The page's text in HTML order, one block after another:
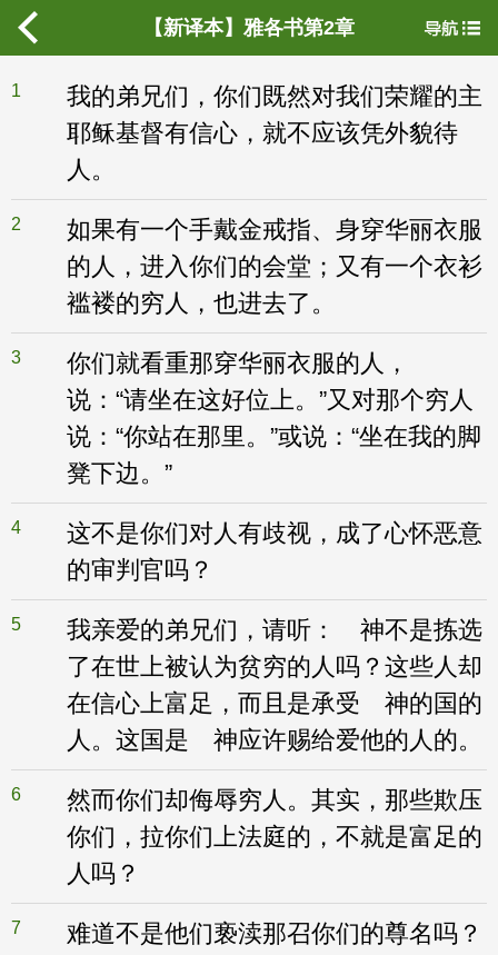
【新译本】雅各书第2章
1
我的弟兄们，你们既然对我们荣耀的主
耶稣基督有信心，就不应该凭外貌待
人。
2
如果有一个手戴金戒指、身穿华丽衣服
的人，进入你们的会堂；又有一个衣衫
褴褛的穷人，也进去了。
3
你们就看重那穿华丽衣服的人，
说：“请坐在这好位上。”又对那个穷人
说：“你站在那里。”或说：“坐在我的脚
凳下边。”
4
这不是你们对人有歧视，成了心怀恶意
的审判官吗？
5
我亲爱的弟兄们，请听： 神不是拣选
了在世上被认为贫穷的人吗？这些人却
在信心上富足，而且是承受 神的国的
人。这国是 神应许赐给爱他的人的。
6
然而你们却侮辱穷人。其实，那些欺压
你们，拉你们上法庭的，不就是富足的
人吗？
7
难道不是他们亵渎那召你们的尊名吗？